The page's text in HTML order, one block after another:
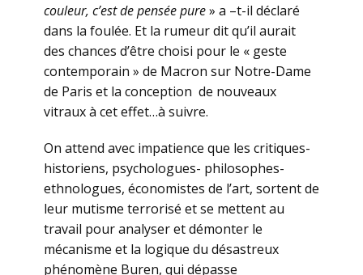
couleur, c’est de pensée pure» a –t-il déclaré
dans la foulée. Et la rumeur dit qu’il aurait
des chances d’être choisi pour le « geste
contemporain » de Macron sur Notre-Dame
de Paris et la conception de nouveaux
vitraux à cet effet…à suivre.
On attend avec impatience que les critiques-
historiens, psychologues- philosophes-
ethnologues, économistes de l’art, sortent de
leur mutisme terrorisé et se mettent au
travail pour analyser et démonter le
mécanisme et la logique du désastreux
phénomène Buren, qui dépasse